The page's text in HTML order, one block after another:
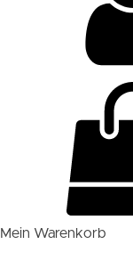
Mein Warenkorb